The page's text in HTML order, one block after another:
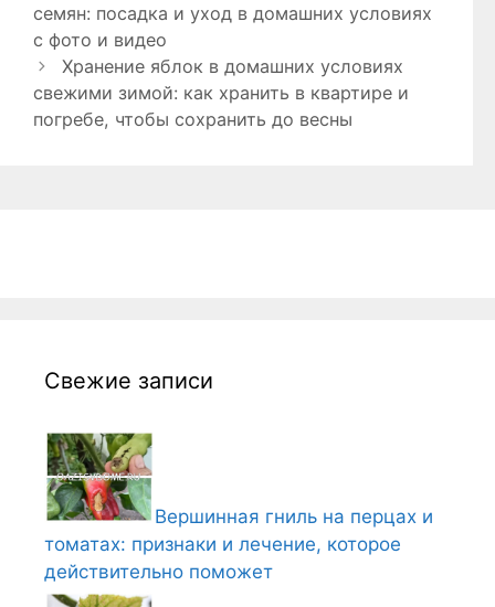
семян: посадка и уход в домашних условиях
с фото и видео
Хранение яблок в домашних условиях
свежими зимой: как хранить в квартире и
погребе, чтобы сохранить до весны
Свежие записи
Вершинная гниль на перцах и
томатах: признаки и лечение, которое
действительно поможет